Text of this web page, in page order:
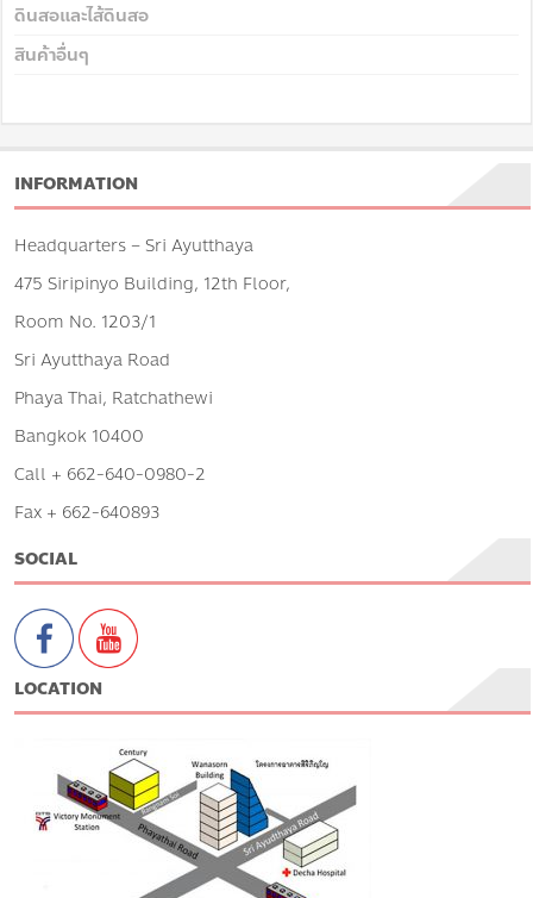
ดินสอและไส้ดินสอ
สินค้าอื่นๆ
INFORMATION
Headquarters – Sri Ayutthaya
475 Siripinyo Building, 12th Floor,
Room No. 1203/1
Sri Ayutthaya Road
Phaya Thai, Ratchathewi
Bangkok 10400
Call + 662-640-0980-2
Fax + 662-640893
SOCIAL
LOCATION